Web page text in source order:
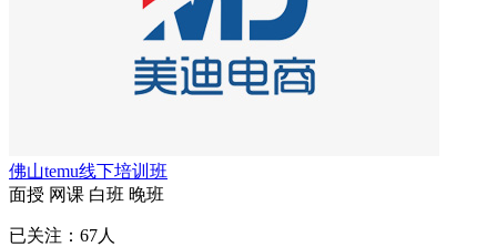
佛山temu线下培训班
面授 网课 白班 晚班
已关注： 67人